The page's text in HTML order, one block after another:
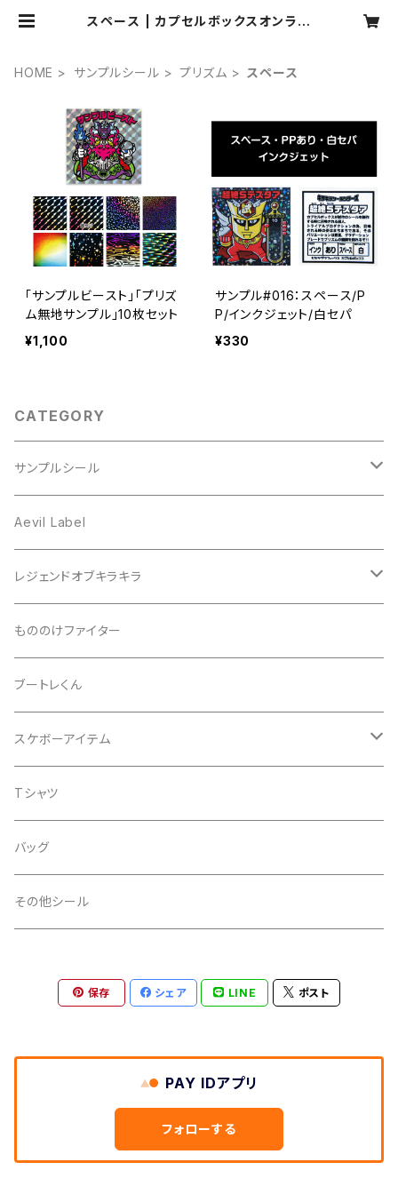
スペース | カプセルボックスオンライ
HOME サンプルシール プリズム スペース
「サンプルビースト」「プリズ
ム無地サンプル」10枚セット
¥1,100
サンプル#016：スペース/P
P/インクジェット/白セパ
¥330
CATEGORY
サンプルシール
プリズム
スクエア
ノイズ
スペース
扇
レンチキュラー
箔ホロ
タマムシ
ノーマル
透明
グリッター
蓄光
金
銀
タマムシ
PP加工
あり
印刷
オフセット
Aevil Label
レジェンドオブキラキラ
シール
缶バッチ
Tシャツ
バッグ
iphoneケース
もののけファイター
ブートレくん
スケボーアイテム
デッキテープ
シール
Tシャツ
バッグ
その他シール
保存 シェア LINE ポスト
PAY IDアプリ
フォローする